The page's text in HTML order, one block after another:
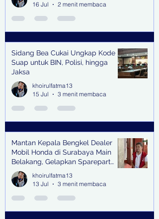
16 Jul
2 menit membaca
Sidang Bea Cukai Ungkap Kode
Suap untuk BIN, Polisi, hingga
Jaksa
khoirulfatma13
15 Jul
3 menit membaca
Mantan Kepala Bengkel Dealer
Mobil Honda di Surabaya Main
Belakang, Gelapkan Sparepart
Senilai Rp 1,9 Miliar
khoirulfatma13
13 Jul
3 menit membaca